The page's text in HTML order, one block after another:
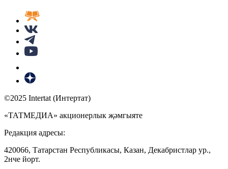
©2025 Intertat (Интертат)
«ТАТМЕДИА» акционерлык җәмгыяте
Редакция адресы:
420066, Татарстан Республикасы, Казан, Декабристлар ур.,
2нче йорт.